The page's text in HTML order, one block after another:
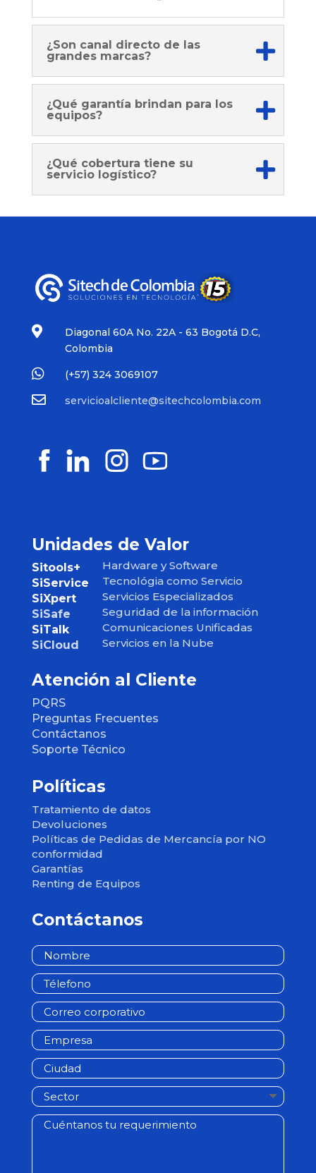
¿Son canal directo de las
grandes marcas?
¿Qué garantía brindan para los
equipos?
¿Qué cobertura tiene su
servicio logístico?

Diagonal 60A No. 22A - 63 Bogotá D.C,
Colombia
 (+57) 324 3069107
 servicioalcliente@sitechcolombia.com
Unidades de Valor
Sitools+
SiService
SiXpert
SiSafe
SiTalk
SiCloud
Hardware y Software
Tecnológia como Servicio
Servicios Especializados
Seguridad de la información
Comunicaciones Unificadas
Servicios en la Nube
Atención al Cliente
PQRS
Preguntas Frecuentes
Contáctanos
Soporte Técnico
Políticas
Tratamiento de datos
Devoluciones
Políticas de Pedidas de Mercancía por NO
conformidad
Garantías
Renting de Equipos
Contáctanos